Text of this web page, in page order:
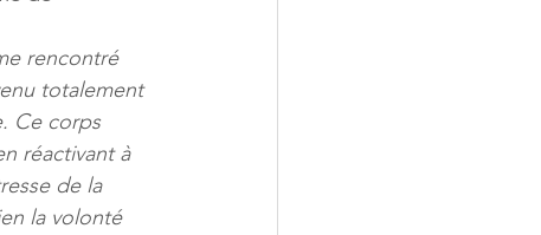
rencontré
totalement
Ce corps
réactivant à
de la
la volonté